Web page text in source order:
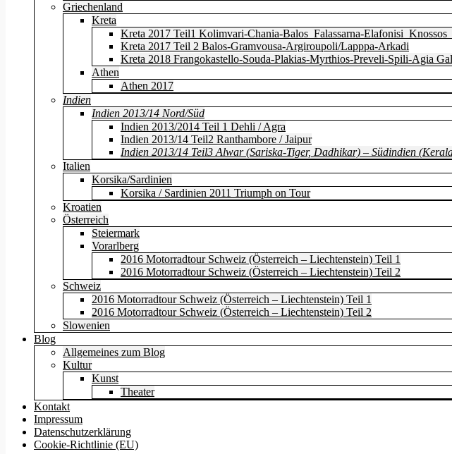
Griechenland
Kreta
Kreta 2017 Teil1 Kolimvari-Chania-Balos_Falassarna-
Kreta 2017 Teil 2 Balos-Gramvousa-Argiroupoli/Lapppa-Arkadi
Kreta 2018 Frangokastello-Souda-Plakias-Myrthios-Preveli-Spili-Agia
Athen
Athen 2017
Indien
Indien 2013/14 Nord/Süd
Indien 2013/2014 Teil 1 Dehli / Agra
Indien 2013/14 Teil2 Ranthambore / Jaipur
Indien 2013/14 Teil3 Alwar (Sariska-Tiger, Dadhikar) – Südindien
Italien
Korsika/Sardinien
Korsika / Sardinien 2011 Triumph on Tour
Kroatien
Österreich
Steiermark
Vorarlberg
2016 Motorradtour Schweiz (Österreich – Liechtenstein) Teil 1
2016 Motorradtour Schweiz (Österreich – Liechtenstein) Teil 2
Schweiz
2016 Motorradtour Schweiz (Österreich – Liechtenstein) Teil 1
2016 Motorradtour Schweiz (Österreich – Liechtenstein) Teil 2
Slowenien
Blog
Allgemeines zum Blog
Kultur
Kunst
Theater
Kontakt
Impressum
Datenschutzerklärung
Cookie-Richtlinie (EU)